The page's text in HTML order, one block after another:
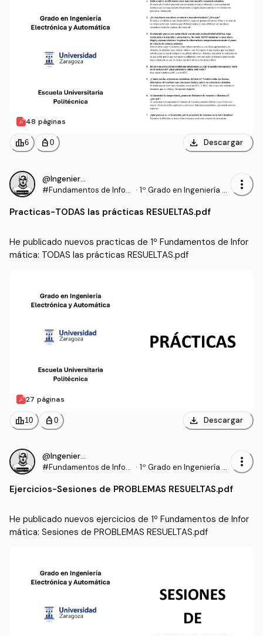
48 páginas
leaderboard6 personal_bag 0 download Descargar
@IngenieroProo
#Fundamentos de Infor
· 1º Grado en Ingeniería El
(UNIZAR)
more_vert
Practicas-TODAS las prácticas RESUELTAS.pdf
He publicado nuevos practicas de 1º Fundamentos de Infor
mática: TODAS las prácticas RESUELTAS.pdf
27 páginas
leaderboard10 personal_bag 0 download Descargar
@IngenieroProo
#Fundamentos de Infor
· 1º Grado en Ingeniería El
(UNIZAR)
more_vert
Ejercicios-Sesiones de PROBLEMAS RESUELTAS.pdf
He publicado nuevos ejercicios de 1º Fundamentos de Infor
mática: Sesiones de PROBLEMAS RESUELTAS.pdf